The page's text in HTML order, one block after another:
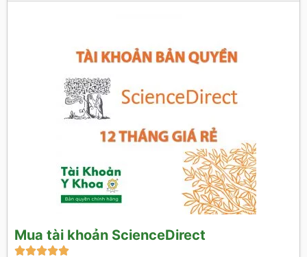
Mua tài khoản ScienceDirect
